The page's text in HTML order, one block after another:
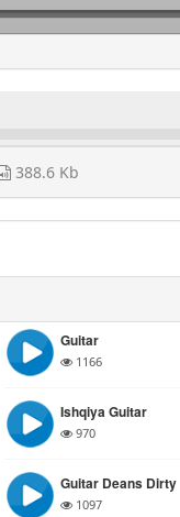
388.6 Kb
Guitar
1166
Ishqiya Guitar
970
Guitar Deans Dirty
1097